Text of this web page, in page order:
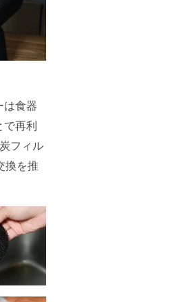
は食器
で再利
フィル
換を推